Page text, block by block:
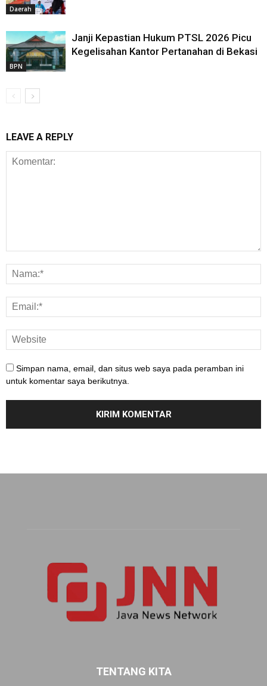
Daerah
BPN
Janji Kepastian Hukum PTSL 2026 Picu
Kegelisahan Kantor Pertanahan di Bekasi
LEAVE A REPLY
Simpan nama, email, dan situs web saya pada peramban ini
untuk komentar saya berikutnya.
TENTANG KITA